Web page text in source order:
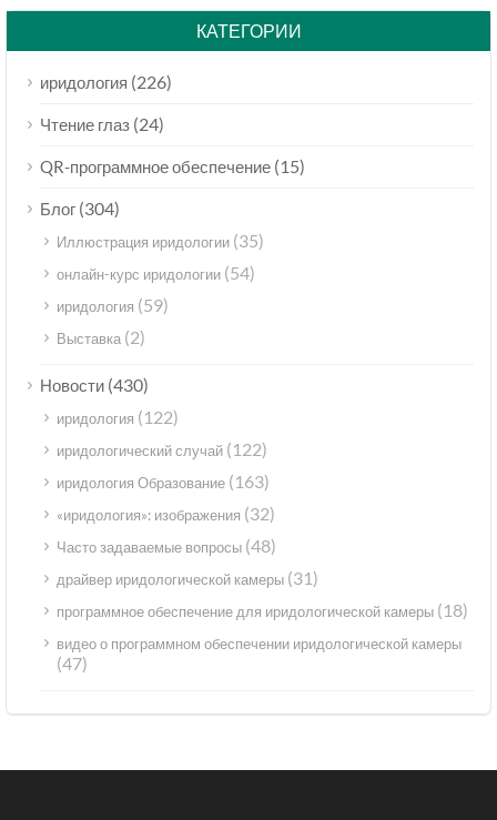
КАТЕГОРИИ
иридология (226)
Чтение глаз (24)
QR-программное обеспечение (15)
Блог (304)
Иллюстрация иридологии (35)
онлайн-курс иридологии (54)
иридология (59)
Выставка (2)
Новости (430)
иридология (122)
иридологический случай (122)
иридология Образование (163)
«иридология»: изображения (32)
Часто задаваемые вопросы (48)
драйвер иридологической камеры (31)
программное обеспечение для иридологической камеры (18)
видео о программном обеспечении иридологической камеры
(47)